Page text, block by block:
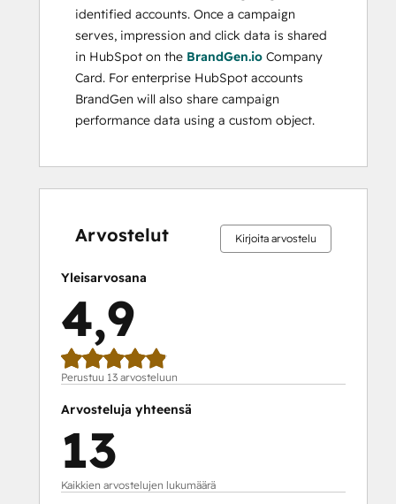
identified accounts. Once a campaign
serves, impression and click data is shared
in HubSpot on the BrandGen.io Company
Card. For enterprise HubSpot accounts
BrandGen will also share campaign
performance data using a custom object.
Arvostelut Kirjoita arvostelu
Yleisarvosana
4,9
Perustuu 13 arvosteluun
Arvosteluja yhteensä
13
Kaikkien arvostelujen lukumäärä